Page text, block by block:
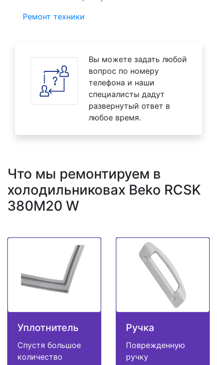
Ремонт техники
Вы можете задать любой
вопрос по номеру
телефона и наши
специалисты дадут
развернутый ответ в
любое время.
Что мы ремонтируем в
холодильниковах Beko RCSK
380M20 W
Уплотнитель
Спустя большое
количество
Ручка
Поврежденную
ручку